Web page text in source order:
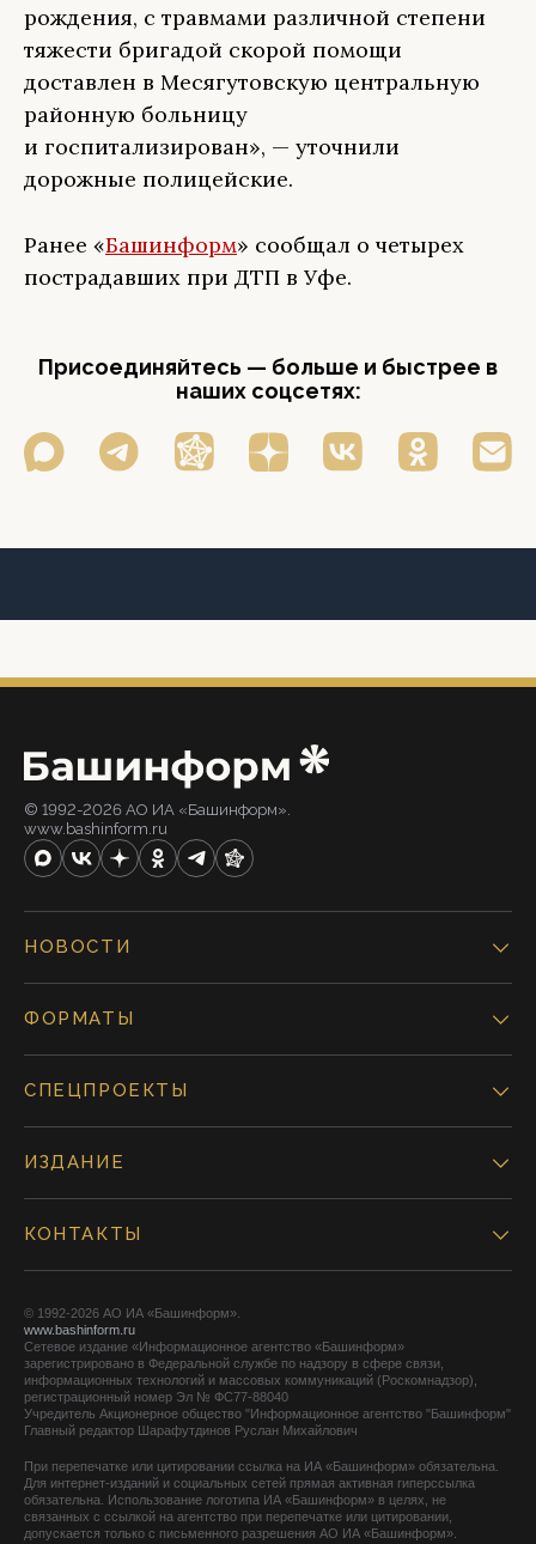
рождения, с травмами различной степени
тяжести бригадой скорой помощи
доставлен в Месягутовскую центральную
районную больницу
и госпитализирован», — уточнили
дорожные полицейские.
Ранее «Башинформ» сообщал о четырех
пострадавших при ДТП в Уфе.
Присоединяйтесь — больше и быстрее в
наших соцсетях:
© 1992-2026 АО ИА «Башинформ».
www.bashinform.ru
НОВОСТИ
ФОРМАТЫ
СПЕЦПРОЕКТЫ
ИЗДАНИЕ
КОНТАКТЫ
© 1992-2026 АО ИА «Башинформ».
www.bashinform.ru
Сетевое издание «Информационное агентство «Башинформ»
зарегистрировано в Федеральной службе по надзору в сфере связи,
информационных технологий и массовых коммуникаций (Роскомнадзор),
регистрационный номер Эл № ФС77-88040
Учредитель Акционерное общество "Информационное агентство "Башинформ"
Главный редактор Шарафутдинов Руслан Михайлович
При перепечатке или цитировании ссылка на ИА «Башинформ» обязательна.
Для интернет-изданий и социальных сетей прямая активная гиперссылка
обязательна. Использование логотипа ИА «Башинформ» в целях, не
связанных с ссылкой на агентство при перепечатке или цитировании,
допускается только с письменного разрешения АО ИА «Башинформ».